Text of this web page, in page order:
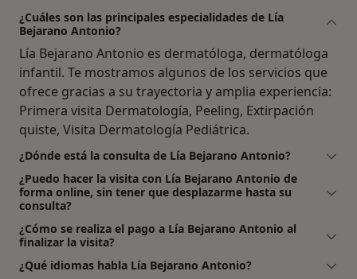
¿Cuáles son las principales especialidades de Lía
Bejarano Antonio?
Lía Bejarano Antonio es dermatóloga, dermatóloga
infantil. Te mostramos algunos de los servicios que
ofrece gracias a su trayectoria y amplia experiencia:
Primera visita Dermatología, Peeling, Extirpación
quiste, Visita Dermatología Pediátrica.
¿Dónde está la consulta de Lía Bejarano Antonio?
¿Puedo hacer la visita con Lía Bejarano Antonio de
forma online, sin tener que desplazarme hasta su
consulta?
¿Cómo se realiza el pago a Lía Bejarano Antonio al
finalizar la visita?
¿Qué idiomas habla Lía Bejarano Antonio?